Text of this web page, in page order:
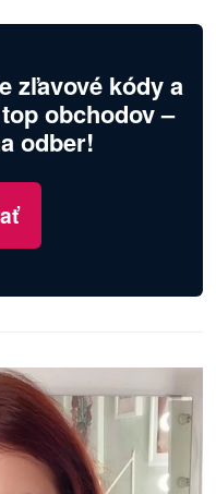
zľavové kódy a
obchodov –
odber!